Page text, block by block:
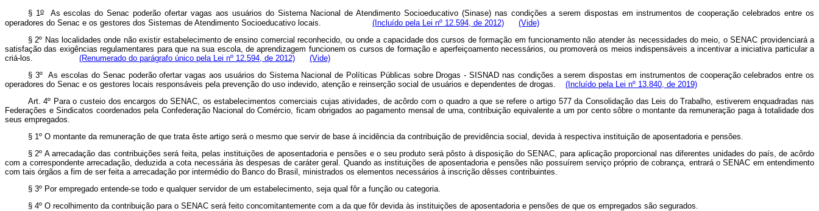
§ 1oAs escolas do Senac poderão ofertar vagas aos usuários do Sistema Nacional de Atendimento Socioeducativo (Sinase) nas condições a serem dispostas em instrumentos de cooperação celebrados entre os
operadores do Senac e os gestores dos Sistemas de Atendimento Socioeducativo locais.
(Incluído pela Lei nº 12.594, de 2012)
(Vide)
§ 2º Nas localidades onde não existir estabelecimento de ensino comercial reconhecido, ou onde a capacidade dos cursos de formação em funcionamento não atender às necessidades do meio, o SENAC providenciará a
satisfação das exigências regulamentares para que na sua escola, de aprendizagem funcionem os cursos de formação e aperfeiçoamento necessários, ou promoverá os meios indispensáveis a incentivar a iniciativa particular a
criá-los.
(Renumerado do parágrafo único pela Lei nº 12.594, de 2012)
(Vide)
§ 3º As escolas do Senac poderão ofertar vagas aos usuários do Sistema Nacional de Políticas Públicas sobre Drogas - SISNAD nas condições a serem dispostas em instrumentos de cooperação celebrados entre os
operadores do Senac e os gestores locais responsáveis pela prevenção do uso indevido, atenção e reinserção social de usuários e dependentes de drogas. (Incluído pela Lei nº 13.840, de 2019)
Art. 4º Para o custeio dos encargos do SENAC, os estabelecimentos comerciais cujas atividades, de acôrdo com o quadro a que se refere o artigo 577 da Consolidação das Leis do Trabalho, estiverem enquadradas nas
Federações e Sindicatos coordenados pela Confederação Nacional do Comércio, ficam obrigados ao pagamento mensal de uma, contribuição equivalente a um por cento sôbre o montante da remuneração paga à totalidade dos
seus empregados.
§ 1º O montante da remuneração de que trata êste artigo será o mesmo que servir de base á incidência da contribuição de previdência social, devida à respectiva instituição de aposentadoria e pensões.
§ 2º A arrecadação das contribuições será feita, pelas instituições de aposentadoria e pensões e o seu produto será pôsto à disposição do SENAC, para aplicação proporcional nas diferentes unidades do país, de acôrdo
com a correspondente arrecadação, deduzida a cota necessária às despesas de caráter geral. Quando as instituições de aposentadoria e pensões não possuírem serviço próprio de cobrança, entrará o SENAC em entendimento
com tais órgãos a fim de ser feita a arrecadação por intermédio do Banco do Brasil, ministrados os elementos necessários à inscrição dêsses contribuintes.
§ 3º Por empregado entende-se todo e qualquer servidor de um estabelecimento, seja qual fôr a função ou categoria.
§ 4º O recolhimento da contribuição para o SENAC será feito concomitantemente com a da que fôr devida às instituições de aposentadoria e pensões de que os empregados são segurados.